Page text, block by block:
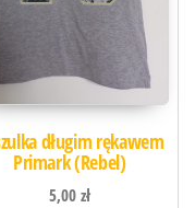
długim rękawem
Primark (Rebel)
5,00zł